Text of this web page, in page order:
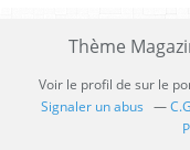
Thème
Voir le profil de sur le
Signaler un abus